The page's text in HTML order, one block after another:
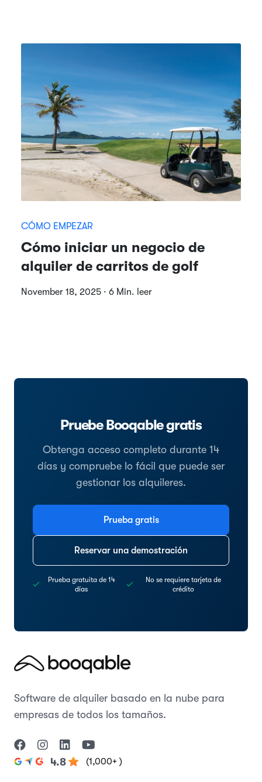
CÓMO EMPEZAR
Cómo iniciar un negocio de
alquiler de carritos de golf
November 18, 2025 · 6 Min. leer
Pruebe Booqable gratis
Obtenga acceso completo durante 14
días y compruebe lo fácil que puede ser
gestionar los alquileres.
Prueba gratis
Reservar una demostración
Prueba gratuita de 14
días
No se requiere tarjeta de
crédito
Software de alquiler basado en la nube para
empresas de todos los tamaños.
4.8 (1,000+ )